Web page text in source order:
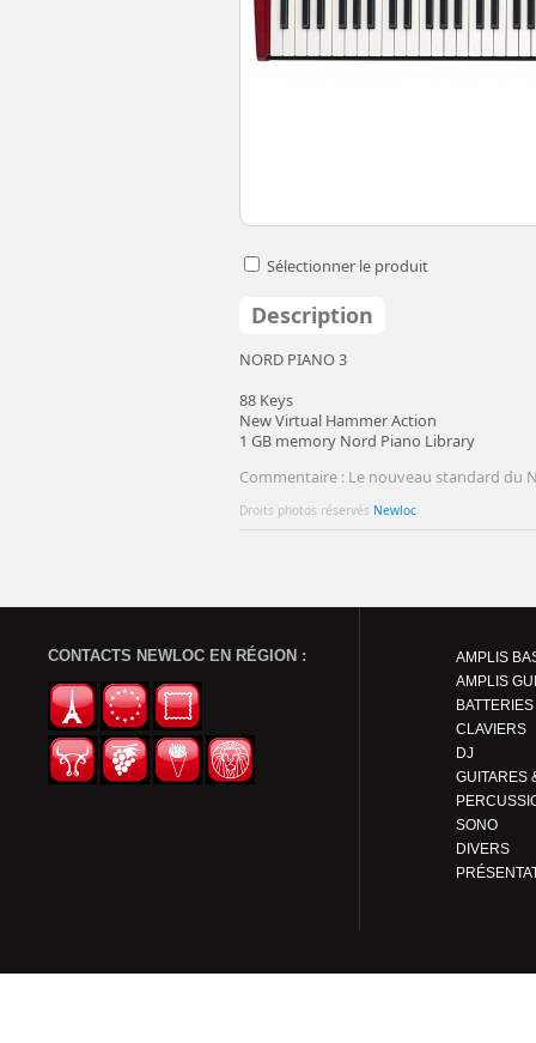
Sélectionner le produit
Description
NORD PIANO 3
88 Keys
New Virtual Hammer Action
1 GB memory Nord Piano Library
Commentaire : Le nouveau standard du
Droits photos réservés Newloc
CONTACTS NEWLOC EN RÉGION :
AMPLIS
AMPLIS
BATTERIES
CLAVIERS
DJ
SONO
DIVERS